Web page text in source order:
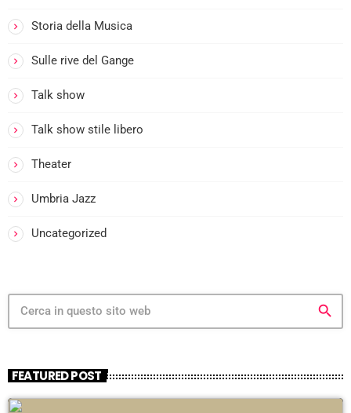
Storia della Musica
Sulle rive del Gange
Talk show
Talk show stile libero
Theater
Umbria Jazz
Uncategorized
search
FEATURED POST